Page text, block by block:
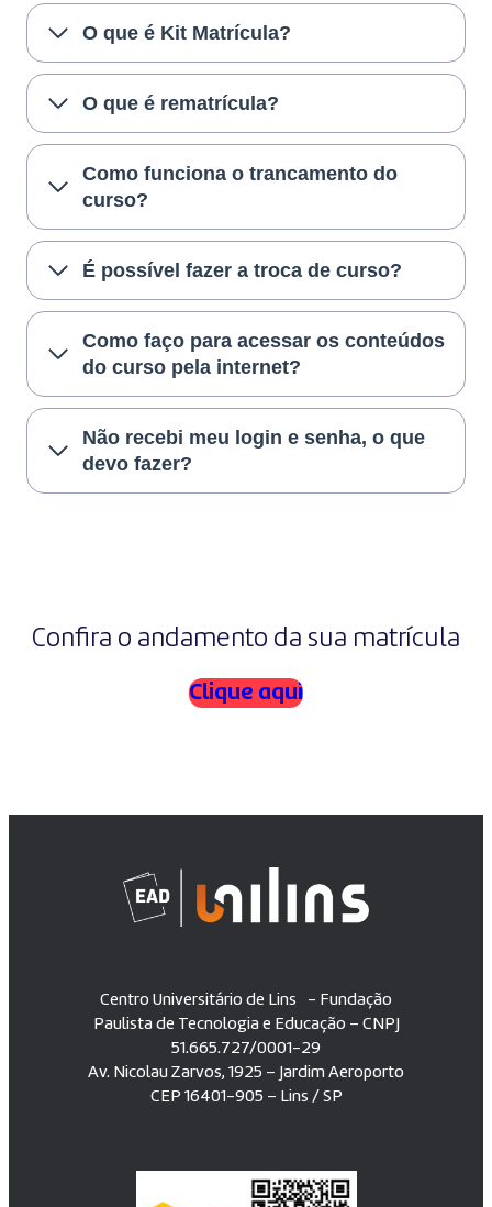
O que é Kit Matrícula?
O que é rematrícula?
Como funciona o trancamento do
curso?
É possível fazer a troca de curso?
Como faço para acessar os conteúdos
do curso pela internet?
Não recebi meu login e senha, o que
devo fazer?
Confira o andamento da sua matrícula
Clique aqui
Centro Universitário de Lins - Fundação
Paulista de Tecnologia e Educação – CNPJ
51.665.727/0001-29
Av. Nicolau Zarvos, 1925 – Jardim Aeroporto
CEP 16401-905 – Lins / SP